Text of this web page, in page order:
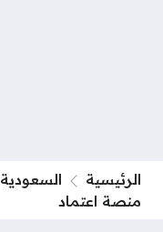
الرئيسية السعودية
منصة اعتماد